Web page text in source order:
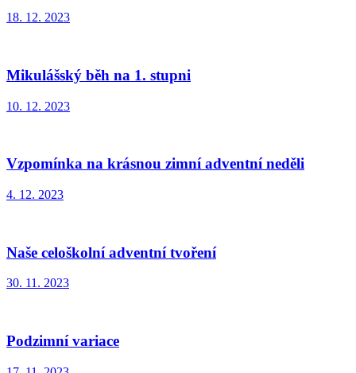
18. 12. 2023
Mikulášský běh na 1. stupni
10. 12. 2023
Vzpomínka na krásnou zimní adventní neděli
4. 12. 2023
Naše celoškolní adventní tvoření
30. 11. 2023
Podzimní variace